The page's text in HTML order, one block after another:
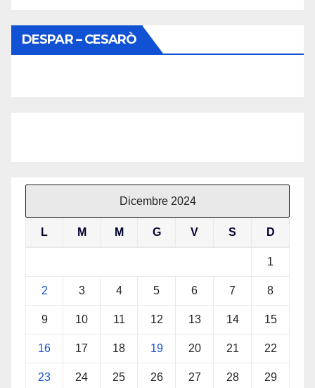
DESPAR – CESARÒ
Dicembre 2024
L M M G V S D
1
2 3 4 5 6 7 8
9 10 11 12 13 14 15
16 17 18 19 20 21 22
23 24 25 26 27 28 29